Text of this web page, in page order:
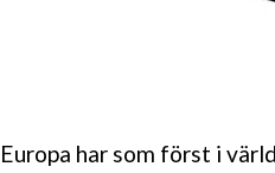
Europa har som först i